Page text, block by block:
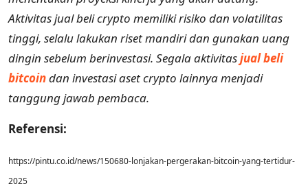
Aktivitas jual beli crypto memiliki risiko dan volatilitas
tinggi, selalu lakukan riset mandiri dan gunakan uang
dingin sebelum berinvestasi. Segala aktivitasjual beli
bitcoindan investasi aset crypto lainnya menjadi
tanggung jawab pembaca.
Referensi:
https://pintu.co.id/news/150680-lonjakan-pergerakan-bitcoin-yang-tertidur-
2025